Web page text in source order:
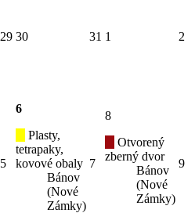
29 30 31 1 2
5
6
Plasty,
tetrapaky,
kovové obaly
Bánov
(Nové
Zámky)
7
8
Otvorený
zberný dvor
Bánov
(Nové
Zámky)
9